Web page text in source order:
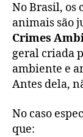
No Brasil, os
animais são
Crimes
geral criada
ambiente e
Antes dela,
No caso
que: